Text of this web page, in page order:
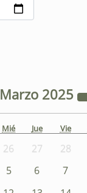
Marzo 2025
Mié Jue Vie
26 27 28
5 6 7